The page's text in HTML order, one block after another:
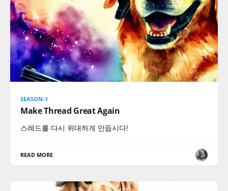
SEASON-1
Make Thread Great Again
스레드를 다시 위대하게 만듭시다!
READ MORE